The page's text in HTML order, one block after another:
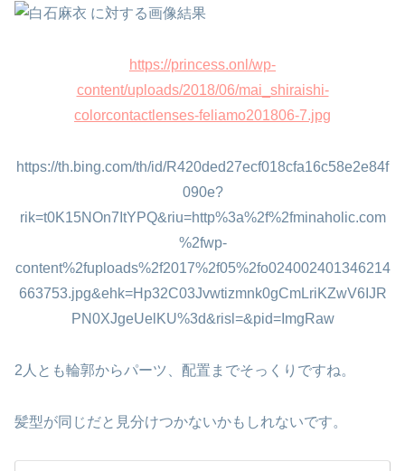
https://princess.onl/wp-
content/uploads/2018/06/mai_shiraishi-
colorcontactlenses-feliamo201806-7.jpg
https://th.bing.com/th/id/R420ded27ecf018cfa16c58e2e84f
090e?
rik=t0K15NOn7ItYPQ&riu=http%3a%2f%2fminaholic.com
%2fwp-
content%2fuploads%2f2017%2f05%2fo024002401346214
663753.jpg&ehk=Hp32C03Jvwtizmnk0gCmLriKZwV6IJR
PN0XJgeUelKU%3d&risl=&pid=ImgRaw
2人とも輪郭からパーツ、配置までそっくりですね。
髪型が同じだと見分けつかないかもしれないです。